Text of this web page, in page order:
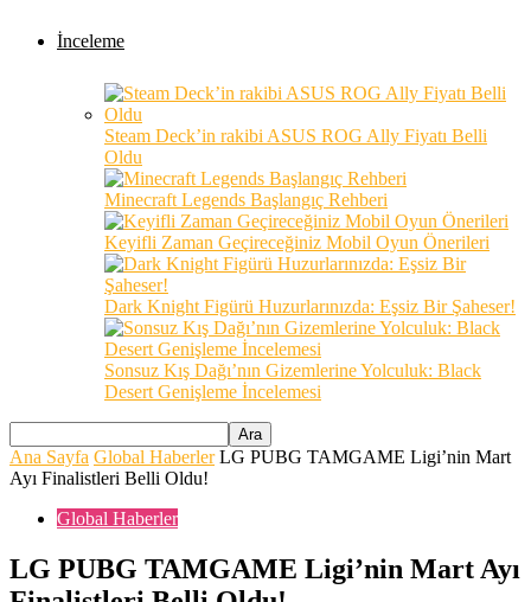
İnceleme
Steam Deck’in rakibi ASUS ROG Ally Fiyatı Belli
Oldu
Minecraft Legends Başlangıç Rehberi
Keyifli Zaman Geçireceğiniz Mobil Oyun Önerileri
Dark Knight Figürü Huzurlarınızda: Eşsiz Bir Şaheser!
Sonsuz Kış Dağı’nın Gizemlerine Yolculuk: Black
Desert Genişleme İncelemesi
Ana Sayfa Global Haberler LG PUBG TAMGAME Ligi’nin Mart
Ayı Finalistleri Belli Oldu!
Global Haberler
LG PUBG TAMGAME Ligi’nin Mart Ayı